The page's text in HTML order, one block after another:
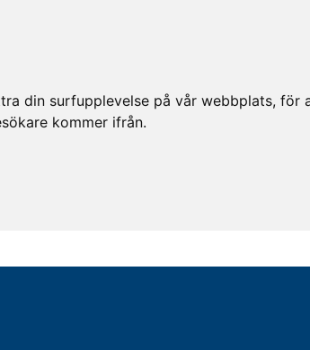
din surfupplevelse på vår webbplats, för
kommer ifrån.